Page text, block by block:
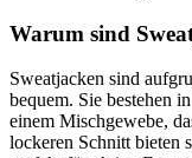
Warum sind
Sweatjacken sind
bequem. Sie bestehen
einem Mischgewebe,
lockeren Schnitt bieten